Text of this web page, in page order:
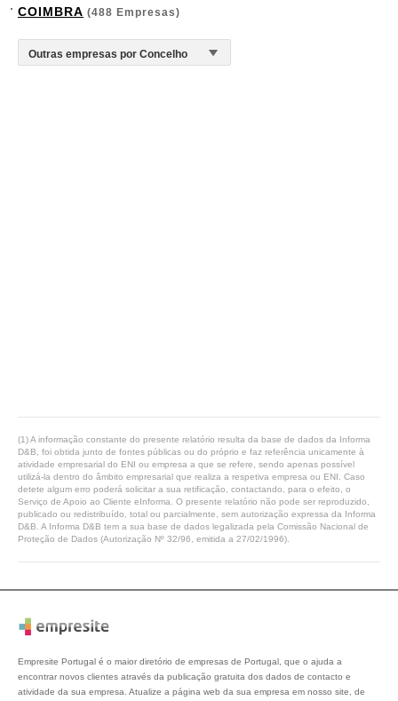
COIMBRA (488 Empresas)
(1) A informação constante do presente relatório resulta da base de dados da Informa
D&B, foi obtida junto de fontes públicas ou do próprio e faz referência unicamente à
atividade empresarial do ENI ou empresa a que se refere, sendo apenas possível
utilizá-la dentro do âmbito empresarial que realiza a respetiva empresa ou ENI. Caso
detete algum erro poderá solicitar a sua retificação, contactando, para o efeito, o
Serviço de Apoio ao Cliente eInforma. O presente relatório não pode ser reproduzido,
publicado ou redistribuído, total ou parcialmente, sem autorização expressa da Informa
D&B. A Informa D&B tem a sua base de dados legalizada pela Comissão Nacional de
Proteção de Dados (Autorização Nº 32/96, emitida a 27/02/1996).
Empresite Portugal é o maior diretório de empresas de Portugal, que o ajuda a
encontrar novos clientes através da publicação gratuita dos dados de contacto e
atividade da sua empresa. Atualize a página web da sua empresa em nosso site, de